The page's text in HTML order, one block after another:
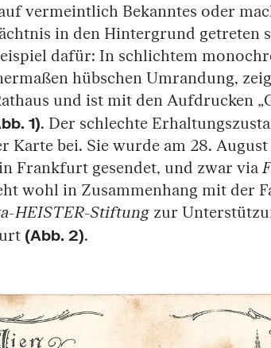
vermeintlich Bekanntes oder
in den Hintergrund getreten
dafür: In schlichtem
hübschen Umrandung,
und ist mit den Aufdrucken
1). Der schlechte
bei. Sie wurde am 28. August
Frankfurt gesendet, und zwar via
wohl in Zusammenhang mit der
HEISTER-Stiftungzur
(Abb. 2).